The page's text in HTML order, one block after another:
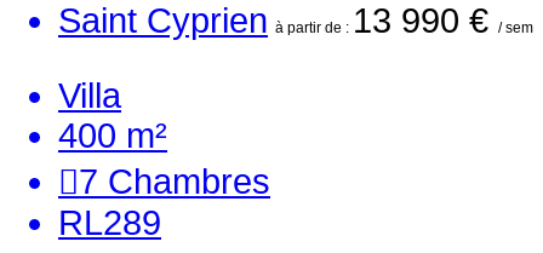
à partir de : 13 990 € / sem
Saint Cyprien
Villa
400 m²
7 Chambres
RL289